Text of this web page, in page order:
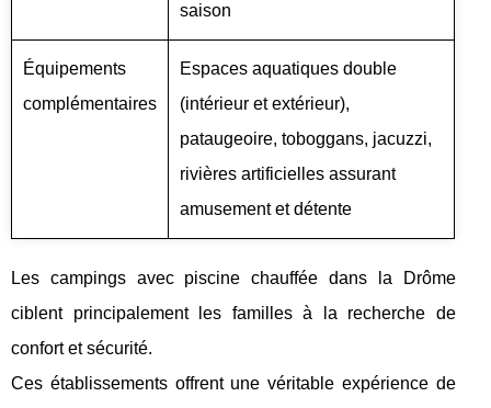
saison
Équipements
complémentaires
Espaces aquatiques double
(intérieur et extérieur),
pataugeoire, toboggans, jacuzzi,
rivières artificielles assurant
amusement et détente
Les campings avec piscine chauffée dans la Drôme
ciblent principalement les familles à la recherche de
confort et sécurité.
Ces établissements offrent une véritable expérience de